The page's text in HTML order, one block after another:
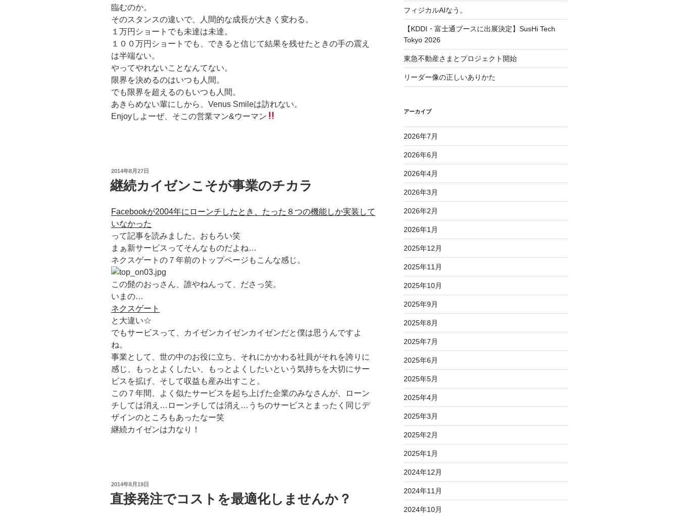
臨むのか。
そのスタンスの違いで、人間的な成長が大きく変わる。
１万円ショートでも未達は未達。
１００万円ショートでも、できると信じて結果を残せたときの手の震え
は半端ない。
やってやれないことなんてない。
限界を決めるのはいつも人間。
でも限界を超えるのもいつも人間。
あきらめない輩にしから、Venus Smileは訪れない。
Enjoyしよーぜ、そこの営業マン&ウーマン
投
稿
日:
2014年8月27日
継続カイゼンこそが事業のチカラ
Facebookが2004年にローンチしたとき、たった８つの機能しか実装して
いなかった
って記事を読みました。おもろい笑
まぁ新サービスってそんなものだよね…
ネクスゲートの７年前のトップページもこんな感じ。
この髭のおっさん、誰やねんって、ださっ笑。
いまの…
ネクスゲート
と大違い☆
でもサービスって、カイゼンカイゼンカイゼンだと僕は思うんですよ
ね。
事業として、世の中のお役に立ち、それにかかわる社員がそれを誇りに
感じ、もっとよくしたい、もっとよくしたいという気持ちを大切にサー
ビスを拡げ、そして収益も産み出すこと。
この７年間、よく似たサービスを起ち上げた企業のみなさんが、ローン
チしては消え…ローンチしては消え…うちのサービスとまったく同じデ
ザインのところもあったなー笑
継続カイゼンは力なり！
投
稿
日:
2014年8月19日
直接発注でコストを最適化しませんか？
フィジカルAIなう。
【KDDI・富士通ブースに出展決定】SusHi Tech
Tokyo 2026
東急不動産さまとプロジェクト開始
リーダー像の正しいありかた
アーカイブ
2026年7月
2026年6月
2026年4月
2026年3月
2026年2月
2026年1月
2025年12月
2025年11月
2025年10月
2025年9月
2025年8月
2025年7月
2025年6月
2025年5月
2025年4月
2025年3月
2025年2月
2025年1月
2024年12月
2024年11月
2024年10月